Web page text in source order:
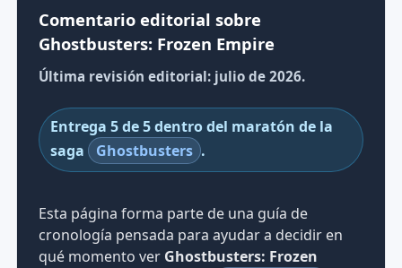
Comentario editorial sobre
Ghostbusters: Frozen Empire
Última revisión editorial: julio de 2026.
Entrega 5 de 5 dentro del maratón de la
saga
Ghostbusters .
Esta página forma parte de una guía de
cronología pensada para ayudar a decidir en
qué momento ver Ghostbusters: Frozen